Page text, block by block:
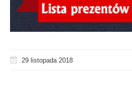
29 listopada 2018